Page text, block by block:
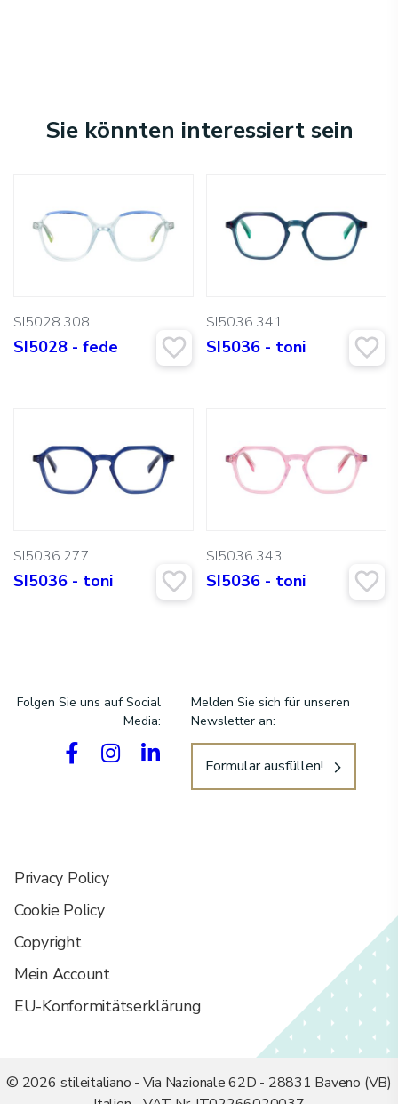
Sie könnten interessiert sein
SI5028.308
SI5028 - fede
SI5036.341
SI5036 - toni
SI5036.277
SI5036 - toni
SI5036.343
SI5036 - toni
Folgen Sie uns auf Social
Media:
Melden Sie sich für unseren
Newsletter an:
Formular ausfüllen!
Privacy Policy
Cookie Policy
Copyright
Mein Account
EU-Konformitätserklärung
© 2026 stileitaliano - Via Nazionale 62D - 28831 Baveno (VB)